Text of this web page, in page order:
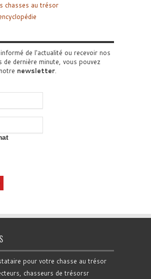
chasses au trésor
de l'actualité ou recevoir nos
de dernière minute, vous pouvez
newsletter.
pour votre chasse au trésor
chasseurs de trésorsr